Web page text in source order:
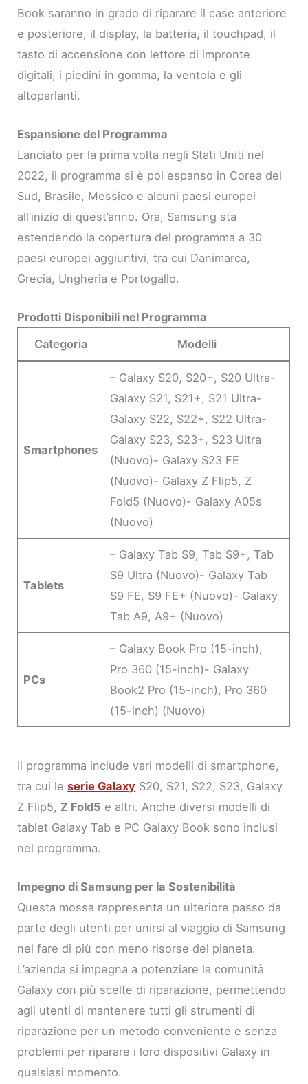
Book saranno in grado di riparare il case anteriore
e posteriore, il display, la batteria, il touchpad, il
tasto di accensione con lettore di impronte
digitali, i piedini in gomma, la ventola e gli
altoparlanti.
Espansione del Programma
Lanciato per la prima volta negli Stati Uniti nel
2022, il programma si è poi espanso in Corea del
Sud, Brasile, Messico e alcuni paesi europei
all’inizio di quest’anno. Ora, Samsung sta
estendendo la copertura del programma a 30
paesi europei aggiuntivi, tra cui Danimarca,
Grecia, Ungheria e Portogallo.
Prodotti Disponibili nel Programma
Categoria
Modelli
Smartphones
– Galaxy S20, S20+, S20 Ultra-
Galaxy S21, S21+, S21 Ultra-
Galaxy S22, S22+, S22 Ultra-
Galaxy S23, S23+, S23 Ultra
(Nuovo)- Galaxy S23 FE
(Nuovo)- Galaxy Z Flip5, Z
Fold5 (Nuovo)- Galaxy A05s
(Nuovo)
Tablets
– Galaxy Tab S9, Tab S9+, Tab
S9 Ultra (Nuovo)- Galaxy Tab
S9 FE, S9 FE+ (Nuovo)- Galaxy
Tab A9, A9+ (Nuovo)
PCs
– Galaxy Book Pro (15-inch),
Pro 360 (15-inch)- Galaxy
Book2 Pro (15-inch), Pro 360
(15-inch) (Nuovo)
Il programma include vari modelli di smartphone,
tra cui leserie Galaxy S20, S21, S22, S23, Galaxy
Z Flip5, Z Fold5 e altri. Anche diversi modelli di
tablet Galaxy Tab e PC Galaxy Book sono inclusi
nel programma.
Impegno di Samsung per la Sostenibilità
Questa mossa rappresenta un ulteriore passo da
parte degli utenti per unirsi al viaggio di Samsung
nel fare di più con meno risorse del pianeta.
L’azienda si impegna a potenziare la comunità
Galaxy con più scelte di riparazione, permettendo
agli utenti di mantenere tutti gli strumenti di
riparazione per un metodo conveniente e senza
problemi per riparare i loro dispositivi Galaxy in
qualsiasi momento.